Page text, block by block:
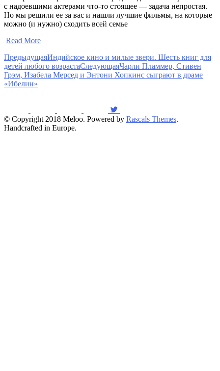
с надоевшими актерами что-то стоящее — задача непростая.
Но мы решили ее за вас и нашли лучшие фильмы, на которые
можно (и нужно) сходить всей семье
Read More
ПредыдущаяИндийское кино и милые звери. Шесть книг для
детей любого возрастаСледующаяЧарли Пламмер, Стивен
Грэм, Изабела Мерсед и Энтони Хопкинс сыграют в драме
«Ибелин»
© Copyright 2018 Meloo. Powered by Rascals Themes.
Handcrafted in Europe.